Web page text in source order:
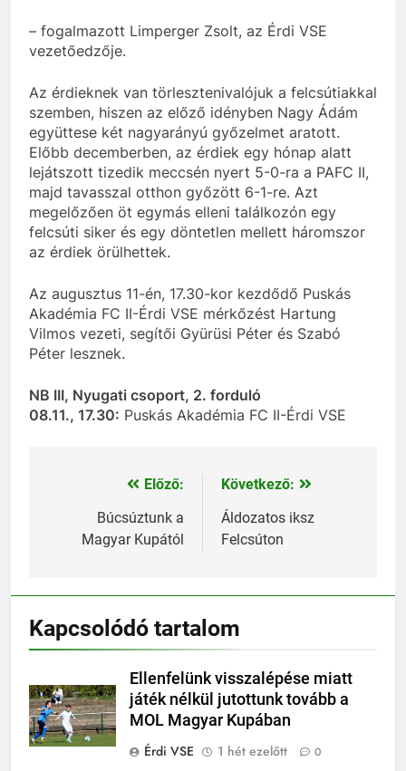
– fogalmazott Limperger Zsolt, az Érdi VSE
vezetőedzője.
Az érdieknek van törlesztenivalójuk a felcsútiakkal
szemben, hiszen az előző idényben Nagy Ádám
együttese két nagyarányú győzelmet aratott.
Előbb decemberben, az érdiek egy hónap alatt
lejátszott tizedik meccsén nyert 5-0-ra a PAFC II,
majd tavasszal otthon győzött 6-1-re. Azt
megelőzően öt egymás elleni találkozón egy
felcsúti siker és egy döntetlen mellett háromszor
az érdiek örülhettek.
Az augusztus 11-én, 17.30-kor kezdődő Puskás
Akadémia FC II-Érdi VSE mérkőzést Hartung
Vilmos vezeti, segítői Gyürüsi Péter és Szabó
Péter lesznek.
NB III, Nyugati csoport, 2. forduló
08.11., 17.30: Puskás Akadémia FC II-Érdi VSE
Bejegyzés
navigáció
Előző:
Búcsúztunk a
Magyar Kupától
Következő:
Áldozatos iksz
Felcsúton
Kapcsolódó tartalom
Ellenfelünk visszalépése miatt
játék nélkül jutottunk tovább a
MOL Magyar Kupában
Érdi VSE
1 hét ezelőtt 0